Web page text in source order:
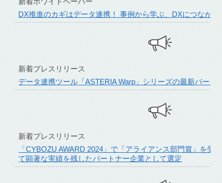
DX推進のカギはデータ連携！ 事例から学ぶ、DXにつなが
新着プレスリリース
データ連携ツール「ASTERIA Warp」シリーズの最新バージ
新着プレスリリース
「CYBOZU AWARD 2024」で「アライアンス部門賞」を受
て顕著な実績を残したパートナー企業として選定